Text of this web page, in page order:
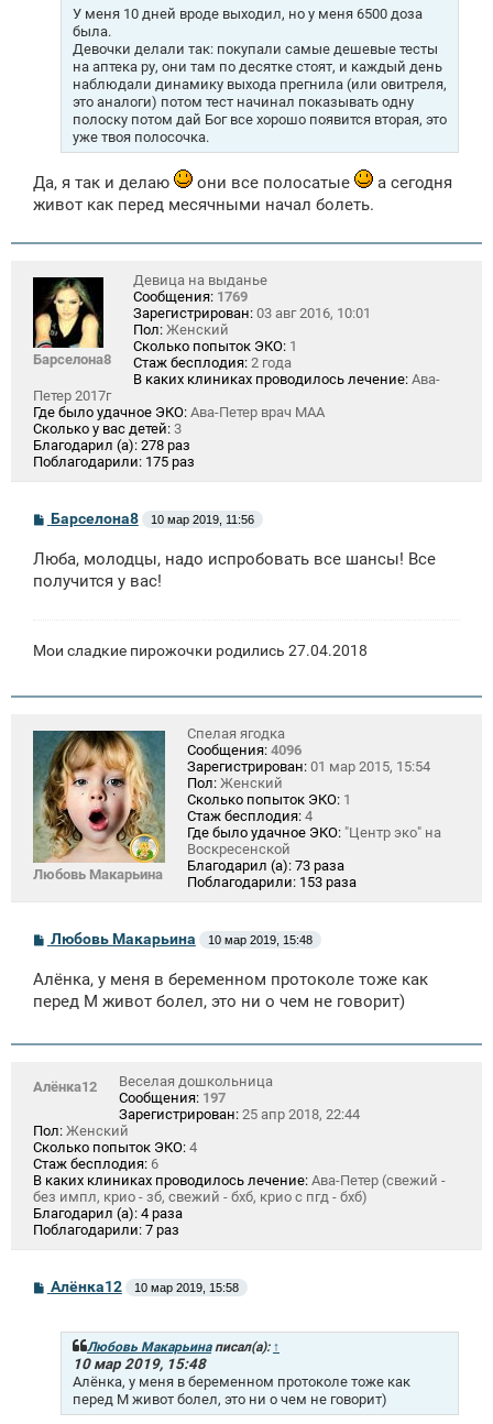
У меня 10 дней вроде выходил, но у меня 6500 доза
была.
Девочки делали так: покупали самые дешевые тесты
на аптека ру, они там по десятке стоят, и каждый день
наблюдали динамику выхода прегнила (или овитреля,
это аналоги) потом тест начинал показывать одну
полоску потом дай Бог все хорошо появится вторая, это
уже твоя полосочка.
Да, я так и делаю они все полосатые
а сегодня
живот как перед месячными начал болеть.
Барселона8
Девица на выданье
Сообщения: 1769
Зарегистрирован: 03 авг 2016, 10:01
Пол: Женский
Сколько попыток ЭКО: 1
Стаж бесплодия: 2 года
В каких клиниках проводилось лечение: Ава-
Петер 2017г
Где было удачное ЭКО: Ава-Петер врач МАА
Сколько у вас детей: 3
Благодарил (а): 278 раз
Поблагодарили: 175 раз
С
о
б
щ
Барселона8 10 мар 2019, 11:56
Люба, молодцы, надо испробовать все шансы! Все
получится у вас!
Мои сладкие пирожочки родились 27.04.2018
Любовь Макарьина
Спелая ягодка
Сообщения: 4096
Зарегистрирован: 01 мар 2015, 15:54
Пол: Женский
Сколько попыток ЭКО: 1
Стаж бесплодия: 4
Где было удачное ЭКО: "Центр эко" на
Воскресенской
Благодарил (а): 73 раза
Поблагодарили: 153 раза
С
о
б
щ
и
Любовь Макарьина 10 мар 2019, 15:48
Алёнка, у меня в беременном протоколе тоже как
перед М живот болел, это ни о чем не говорит)
Алёнка12
Веселая дошкольница
Сообщения: 197
Зарегистрирован: 25 апр 2018, 22:44
Пол: Женский
Сколько попыток ЭКО: 4
Стаж бесплодия: 6
В каких клиниках проводилось лечение: Ава-Петер (свежий -
без импл, крио - зб, свежий - бхб, крио с пгд - бхб)
Благодарил (а): 4 раза
Поблагодарили: 7 раз
С
о
Алёнка12 10 мар 2019, 15:58
Любовь Макарьинаписал(а): ↑
10 мар 2019, 15:48
Алёнка, у меня в беременном протоколе тоже как
перед М живот болел, это ни о чем не говорит)